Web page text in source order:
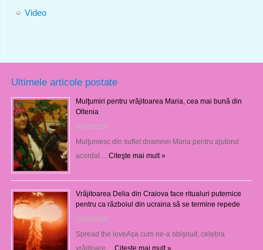
Video
Ultimele articole postate
Mulţumiri pentru vrăjitoarea Maria, cea mai bună din
Oltenia
10/08/2026
Mulţumesc din suflet doamnei Maria pentru ajutorul
acordat …Citeşte mai mult »
Vrăjitoarea Delia din Craiova face ritualuri puternice
pentru ca războiul din ucraina să se termine repede
10/08/2026
Spread the loveAșa cum ne-a obișnuit, celebra